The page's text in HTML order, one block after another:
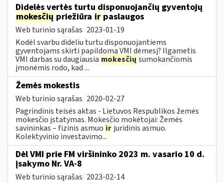
Didelės vertės turtu disponuojančių gyventojų
mokesčių priežiūra ir paslaugos
Web turinio sąrašas 2023-01-19
Kodėl svarbu dideliu turtu disponuojantiems
gyventojams skirti papildomą VMI dėmesį? Ilgametis
VMI darbas su daugiausia mokesčių sumokančiomis
įmonėmis rodo, kad ...
Žemės mokestis
Web turinio sąrašas 2020-02-27
Pagrindinis teisės aktas - Lietuvos Respublikos žemės
mokesčio įstatymas. Mokesčio mokėtojai: Žemės
savininkas – fizinis asmuo ir juridinis asmuo.
Kolektyvinio investavimo...
Dėl VMI prie FM viršininko 2023 m. vasario 10 d.
įsakymo Nr. VA-8
Web turinio sąrašas 2023-02-14